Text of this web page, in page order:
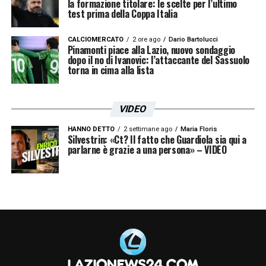
la formazione titolare: le scelte per l’ultimo
test prima della Coppa Italia
CALCIOMERCATO 2 ore ago Dario Bartolucci
Pinamonti piace alla Lazio, nuovo sondaggio
dopo il no di Ivanovic: l’attaccante del Sassuolo
torna in cima alla lista
VIDEO
HANNO DETTO 2 settimane ago Maria Floris
Silvestrin: «Ct? Il fatto che Guardiola sia qui a
parlarne è grazie a una persona» – VIDEO